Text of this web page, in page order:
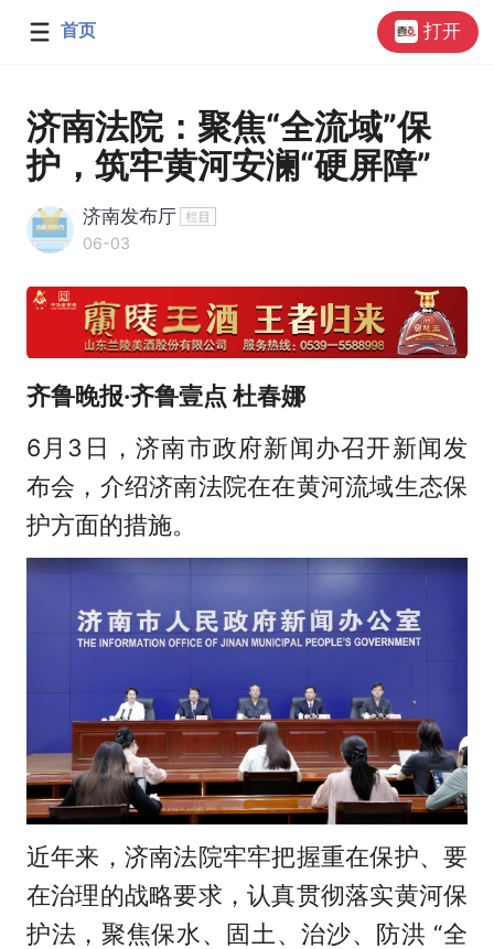
首页 打开
济南法院：聚焦“全流域”保
护，筑牢黄河安澜“硬屏障”
济南发布厅
06-03
齐鲁晚报·齐鲁壹点 杜春娜
6月3日，济南市政府新闻办召开新闻发
布会，介绍济南法院在在黄河流域生态保
护方面的措施。
近年来，济南法院牢牢把握重在保护、要
在治理的战略要求，认真贯彻落实黄河保
护法，聚焦保水、固土、治沙、防洪 “全